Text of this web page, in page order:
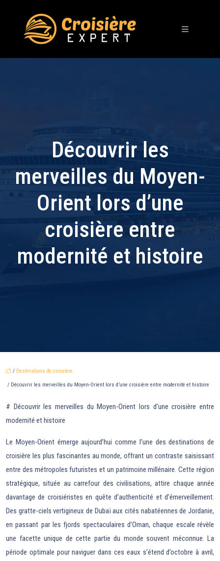
Découvrir les
merveilles du Moyen-
Orient lors d’une
croisière entre
modernité et histoire
/ Destinations de croisière
/ Découvrir les merveilles du Moyen-Orient lors d’une croisière entre modernité et histoire
# Découvrir les merveilles du Moyen-Orient lors d’une croisière entre
modernité et histoire
Le Moyen-Orient émerge aujourd’hui comme l’une des destinations de
croisière les plus fascinantes au monde, offrant un contraste saisissant
entre des métropoles futuristes et un patrimoine millénaire. Cette région
stratégique, située au carrefour des civilisations, attire chaque année
davantage de croisiéristes en quête d’authenticité et d’émerveillement.
Des gratte-ciels vertigineux de Dubaï aux cités nabatéennes de Jordanie,
en passant par les fjords spectaculaires d’Oman, chaque escale révèle
une facette unique de cette partie du monde souvent méconnue. La
période optimale pour naviguer dans ces eaux s’étend d’octobre à avril,